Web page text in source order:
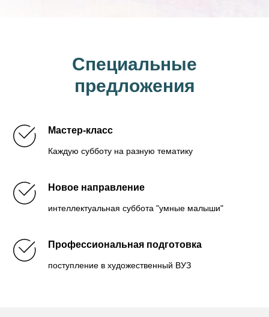
Специальные
предложения
Мастер-класс
Каждую субботу на разную тематику
Новое направление
интеллектуальная суббота "умные малыши"
Профессиональная подготовка
поступление в художественный ВУЗ